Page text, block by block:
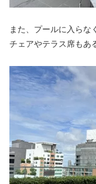
また、プールに入らな
チェアやテラス席もあ